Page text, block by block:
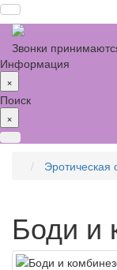
Звонки
Информация
×
Поиск
×
Эротическая
Боди и